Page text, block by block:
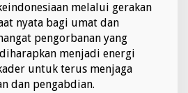
melalui gerakan
nyata bagi umat dan
pengorbanan yang
menjadi energi
untuk terus menjaga
dan pengabdian.